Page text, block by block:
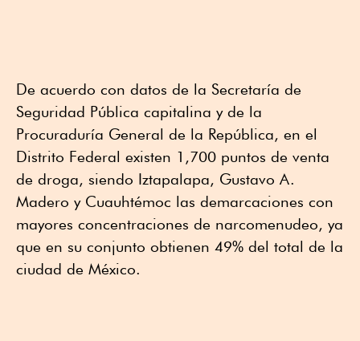
De acuerdo con datos de la Secretaría de
Seguridad Pública capitalina y de la
Procuraduría General de la República, en el
Distrito Federal existen 1,700 puntos de venta
de droga, siendo Iztapalapa, Gustavo A.
Madero y Cuauh­témoc las demarcaciones con
mayores concentraciones de narcomenudeo, ya
que en su conjunto obtienen 49% del total de la
ciudad de México.